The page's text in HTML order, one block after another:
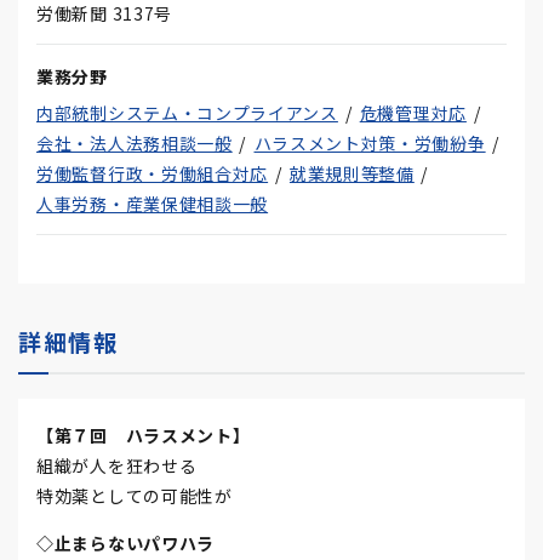
労働新聞 3137号
業務分野
内部統制システム・コンプライアンス
危機管理対応
会社・法人法務相談一般
ハラスメント対策・労働紛争
労働監督行政・労働組合対応
就業規則等整備
人事労務・産業保健相談一般
詳細情報
【第７回 ハラスメント】
組織が人を狂わせる
特効薬としての可能性が
◇止まらないパワハラ